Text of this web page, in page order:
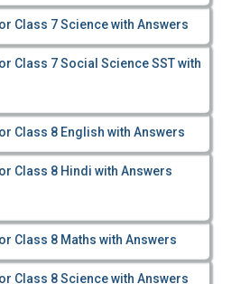
Class 7 Science with Answers
Class 7 Social Science SST with
Class 8 English with Answers
Class 8 Hindi with Answers
Class 8 Maths with Answers
Class 8 Science with Answers